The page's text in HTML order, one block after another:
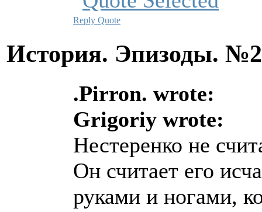
Reply Quote
История. Эпизоды.
.Pirron. wrote:
Grigoriy wrote:
Нестеренко не
Он считает его
руками и ногами,